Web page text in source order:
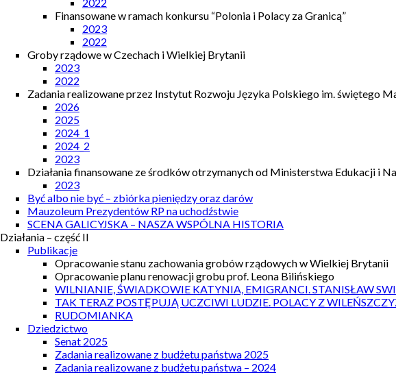
Finansowane w ramach konkursu “Polonia i Polacy za Granicą”
2023
2022
Groby rządowe w Czechach i Wielkiej Brytanii
2023
2022
Zadania realizowane przez Instytut Rozwoju Języka Polskiego im. świętego
2026
2025
2024_1
2024_2
2023
Działania finansowane ze środków otrzymanych od Ministerstwa Edukacji i
2023
Być albo nie być – zbiórka pieniędzy oraz darów
Mauzoleum Prezydentów RP na uchodźstwie
SCENA GALICYJSKA – NASZA WSPÓLNA HISTORIA
Działania – część II
Publikacje
Opracowanie stanu zachowania grobów rządowych w Wielkiej Brytanii
Opracowanie planu renowacji grobu prof. Leona Bilińskiego
WILNIANIE, ŚWIADKOWIE KATYNIA, EMIGRANCI. STANISŁAW
TAK TERAZ POSTĘPUJĄ UCZCIWI LUDZIE. POLACY Z
RUDOMIANKA
Dziedzictwo
Senat 2025
Zadania realizowane z budżetu państwa 2025
Zadania realizowane z budżetu państwa – 2024